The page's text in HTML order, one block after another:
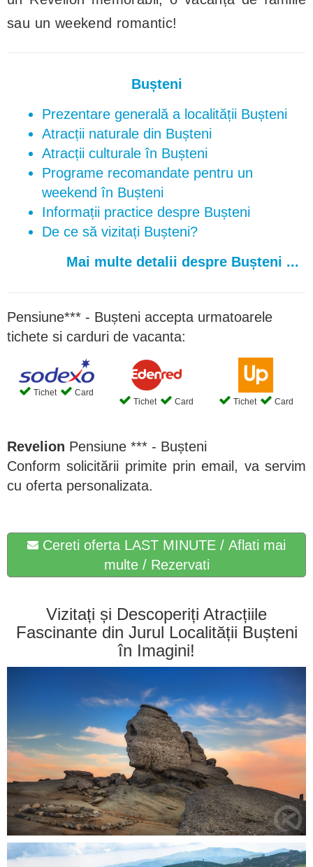
sau un weekend romantic!
Bușteni
Prezentare generală a localității Bușteni
Atracții naturale din Bușteni
Atracții culturale în Bușteni
Programe recomandate pentru un
weekend în Bușteni
Informații practice despre Bușteni
De ce să vizitați Bușteni?
Mai multe detalii despre Bușteni ...
Pensiune*** - Bușteni accepta urmatoarele
tichete si carduri de vacanta:
Tichet
Card
Tichet
Card Tichet Card
Revelion Pensiune *** - Bușteni
Conform solicitării primite prin email, va servim
cu oferta personalizata.
Cereti oferta LAST MINUTE / Aflati mai
multe / Rezervati
Vizitați și Descoperiți Atracțiile
Fascinante din Jurul Localității Bușteni
în Imagini!